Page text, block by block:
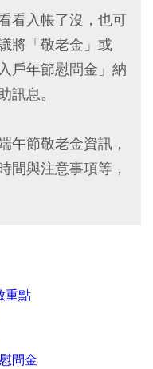
看入帳了沒，也可
將「敬老金」或
戶年節慰問金」納
訊息。
午節敬老金資訊，
間與注意事項等，
重點
問金